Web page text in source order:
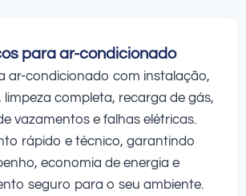
para ar-condicionado
ar-condicionado com instalação,
completa, recarga de gás,
vazamentos e falhas elétricas.
rápido e técnico, garantindo
economia de energia e
seguro para o seu ambiente.